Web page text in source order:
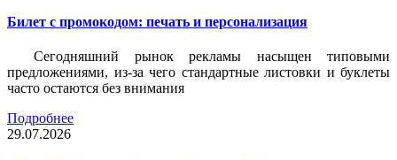
Билет c промокодом: печать и персонализация
Сегодняшний рынок рекламы насыщен типовыми
предложениями, из-за чего стандартные листовки и буклеты
часто остаются без внимания
Подробнее
29.07.2026